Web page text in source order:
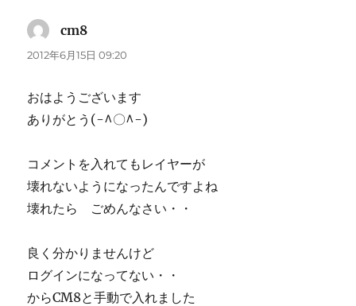
cm8
り:
2012年6月15日 09:20
おはようございます
ありがとう(-^〇^-)
コメントを入れてもレイヤーが
壊れないようになったんですよね
壊れたら ごめんなさい・・
良く分かりませんけど
ログインになってない・・
からCM8と手動で入れました